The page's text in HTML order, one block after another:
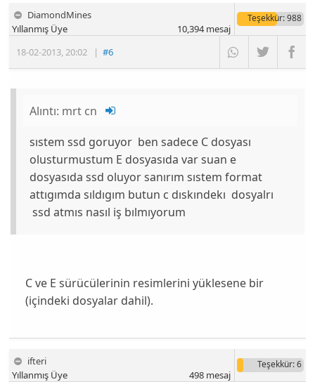
DiamondMines
18-02-2013,20:02 |#6
Yıllanmış Üye
Teşekkür: 988
10,394mesaj
Alıntı: mrt cn
sıstem ssd goruyor ben sadece C dosyası
olusturmustum E dosyasıda var suan e
dosyasıda ssd oluyor sanırım sıstem format
attıgımda sıldıgım butun c dıskındekı dosyalrı
ssd atmıs nasıl iş bılmıyorum
C ve E sürücülerinin resimlerini yüklesene bir
(içindeki dosyalar dahil).
ifteri
Yıllanmış Üye
Teşekkür: 6
498mesaj